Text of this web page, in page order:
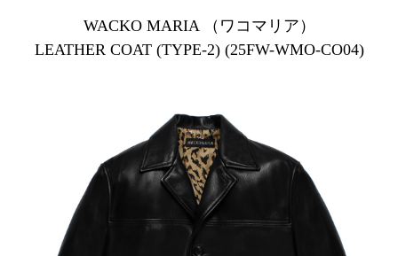
WACKO MARIA （ワコマリア）
LEATHER COAT (TYPE-2) (25FW-WMO-CO04)